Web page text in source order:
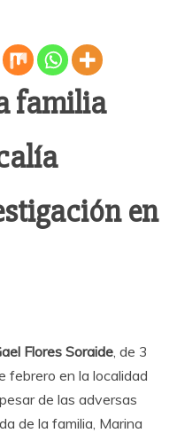
familia
en
Flores Soraide , de 3
febrero en la localidad
de las adversas
de la familia, Marina